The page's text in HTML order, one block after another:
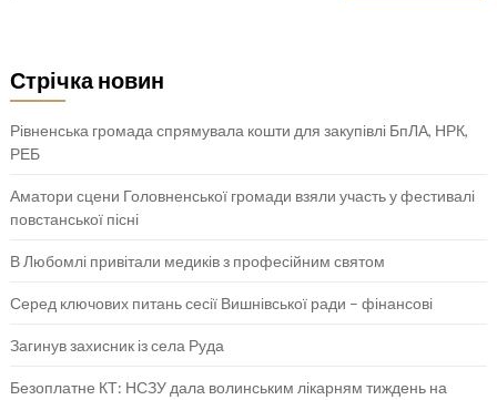
Стрічка новин
Рівненська громада спрямувала кошти для закупівлі БпЛА, НРК,
РЕБ
Аматори сцени Головненської громади взяли участь у фестивалі
повстанської пісні
В Любомлі привітали медиків з професійним святом
Серед ключових питань сесії Вишнівської ради – фінансові
Загинув захисник із села Руда
Безоплатне КТ: НСЗУ дала волинським лікарням тиждень на